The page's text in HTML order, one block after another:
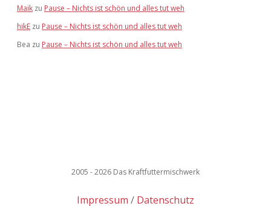
Maik zu Pause – Nichts ist schön und alles tut weh
hikE zu Pause – Nichts ist schön und alles tut weh
Bea zu Pause – Nichts ist schön und alles tut weh
2005 - 2026 Das Kraftfuttermischwerk
Impressum Datenschutz